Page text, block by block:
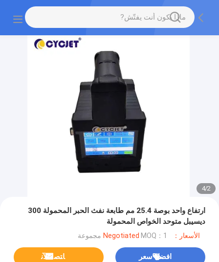
2
/
4
ارتفاع واحد بوصة 25.4 مم طابعة نفث الحبر المحمولة 300
ديسيبل متوحد الخواص المحمولة
الأسعار：Negotiated MOQ：1 مجموعة
افضل سعر ﺎﺘﺼﻟ ﺍﻶﻧ